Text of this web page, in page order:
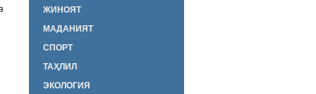
ЖИНОЯТ
МАДАНИЯТ
СПОРТ
ТАҲЛИЛ
ЭКОЛОГИЯ